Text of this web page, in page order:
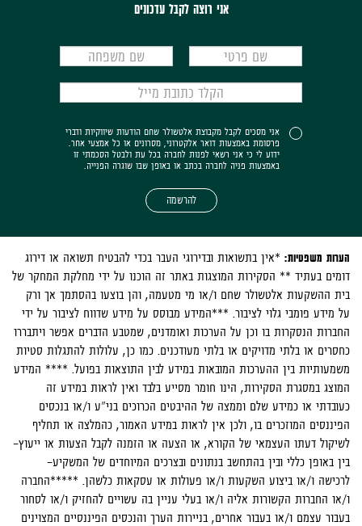
אני רוצה לקבל עדכונים
אני מסכים לקבל מקבוצת אלטשולר שחם הודעות שיווקיות ודברי
פרסומת באמצעות דואר אלקטרוני, מסרונים או כל אמצעי אחר.
ידוע לי כי אני רשאי לפנות לחברה בכל עת ולבטל הסכמתי זו
באמצעות פניה לחברה בכתב או באופן שבו שוגרה הפנייה.
להרשמה
הערות משפטיות: *אין בתשואות ובדירוגי העבר בכדי להבטיח תשואה או דירוג
דומים בעתיד ** הסקירות המוצגות באתר זה הוכנו על ידי מחלקת המחקר של
בית ההשקעות אלטשולר שחם ו/או מי מטעמה, והן בוצעו בהסתמך אך ורק
על מידע פומבי גלוי לציבור. ***המידע מבוסס על מידע שדווח לציבור על ידי
החברות הנסקרות בו וכן על הערכות ואומדנים, שמטבע הדברים אפשר ויתבררו
כחסרים או בלתי מדויקים או בלתי מעודכנים. כמו כן, עלולות להתגלות סטיות
משמעותיות בין ההערכות המובאות במידע לבין התוצאות בפועל. **** המידע
המוצג במסגרת הסקירות, הינו חומר מסייע בלבד ואין לראות במידע זה
כעובדתי או כמידע שלם וממצה של ההיבטים הכרוכים בני"ע ו/או בנכסים
הפיננסים המוזכרים בו, ולכן אין לראות במידע האמור, כהמלצה או תחליף
לשיקול דעתו העצמאי של הקורא, או הצעה או הזמנה לקבל הצעות או ייעוץ-
בין באופן כללי ובין בהתחשב בנתונים ובצרכים המיוחדים של המשקיע-
לרכישה ו/או ביצוע השקעות ו/או פעולות או עסקאות כלשהן. *****החברה
ו/או החברות הקשורות אליה ו/או בעלי עניין בה עשויים להחזיק ו/או לסחור
בעבור עצמם ו/או בעבור אחרים, בניירות הערך והנכסים הפיננסיים המצוינים